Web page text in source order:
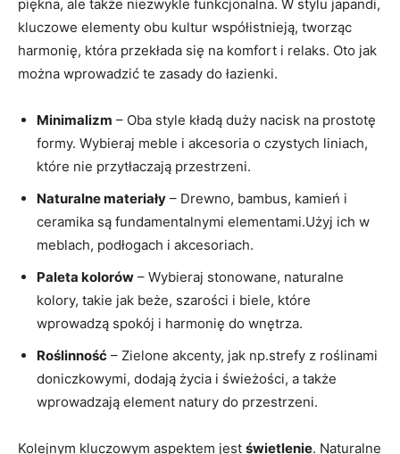
piękna, ale także niezwykle funkcjonalna. W stylu japandi,
kluczowe elementy obu kultur współistnieją, tworząc
harmonię, która przekłada się na komfort i relaks. Oto jak
można wprowadzić te zasady do łazienki.
Minimalizm – Oba style kładą duży nacisk na prostotę
formy. Wybieraj meble i akcesoria o czystych liniach,
które nie przytłaczają przestrzeni.
Naturalne materiały – Drewno, bambus, kamień i
ceramika są fundamentalnymi elementami.Użyj ich w
meblach, podłogach i akcesoriach.
Paleta kolorów – Wybieraj stonowane, naturalne
kolory, takie jak beże, szarości i biele, które
wprowadzą spokój i harmonię do wnętrza.
Roślinność – Zielone akcenty, jak np.strefy z roślinami
doniczkowymi, dodają życia i świeżości, a także
wprowadzają element natury do przestrzeni.
Kolejnym kluczowym aspektem jest świetlenie. Naturalne